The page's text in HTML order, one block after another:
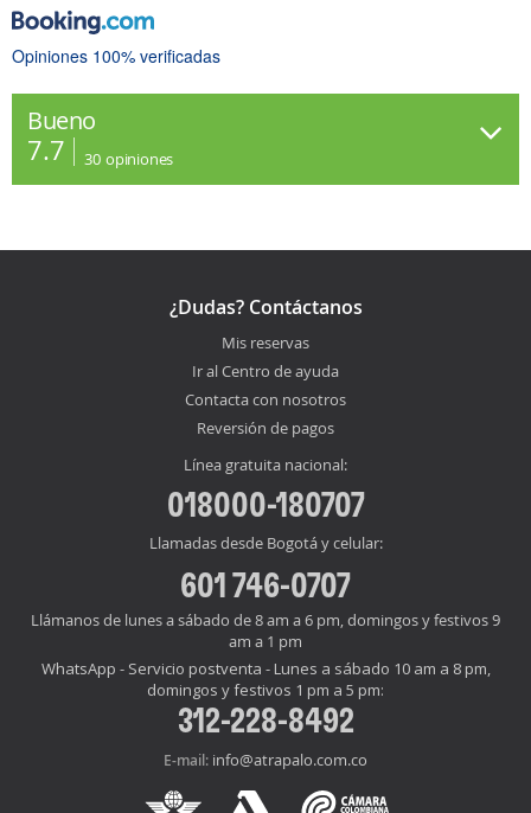
Opiniones 100% verificadas
Bueno
7.7 30 opiniones
¿Dudas? Contáctanos
Mis reservas
Ir al Centro de ayuda
Contacta con nosotros
Reversión de pagos
Línea gratuita nacional:
018000-180707
Llamadas desde Bogotá y celular:
601 746-0707
Llámanos de lunes a sábado de 8 am a 6 pm, domingos y festivos 9
am a 1 pm
WhatsApp - Servicio postventa - Lunes a sábado 10 am a 8 pm,
domingos y festivos 1 pm a 5 pm:
312-228-8492
E-mail: info@atrapalo.com.co